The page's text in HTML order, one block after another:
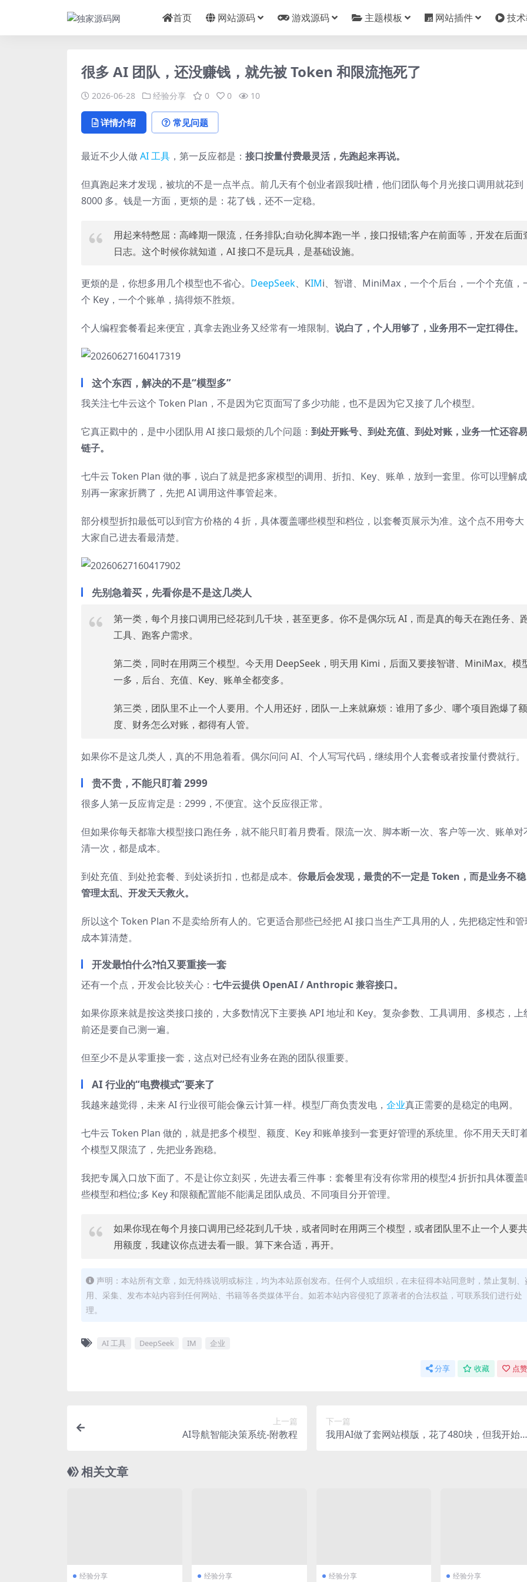
首页 网站源码 游戏源码 主题模板 网站插件 技
很多 AI 团队，还没赚钱，就先被 Token 和限流拖死了
2026-06-28 经验分享 0 0 10
详情介绍 常见问题
最近不少人做 AI 工具 ，第一反应都是： 接口按量付费最灵活，先跑起来再说。
但真跑起来才发现，被坑的不是一点半点。前几天有个创业者跟我吐槽，他们团队每个月光接口调用就花到
8000 多。钱是一方面，更烦的是：花了钱，还不一定稳。
用起来特憋屈：高峰期一限流，任务排队;自动化脚本跑一半，接口报错;客户在前面等，开发在后面
日志。这个时候你就知道，AI 接口不是玩具，是基础设施。
更烦的是，你想多用几个模型也不省心。 DeepSeek、KIMi、智谱、MiniMax，一个个后台，一个个充值，
个 Key，一个个账单，搞得烦不胜烦。
个人编程套餐看起来便宜，真拿去跑业务又经常有一堆限制。 说白了，个人用够了，业务用不一定扛得住。
这个东西，解决的不是“模型多”
我关注七牛云这个 Token Plan，不是因为它页面写了多少功能，也不是因为它又接了几个模型。
它真正戳中的，是中小团队用 AI 接口最烦的几个问题： 到处开账号、到处充值、到处对账，业务一忙还容
链子。
七牛云 Token Plan 做的事，说白了就是把多家模型的调用、折扣、Key、账单，放到一套里。你可以理解成
别再一家家折腾了，先把 AI 调用这件事管起来。
部分模型折扣最低可以到官方价格的 4 折，具体覆盖哪些模型和档位，以套餐页展示为准。这个点不用夸大
大家自己进去看最清楚。
先别急着买，先看你是不是这几类人
第一类，每个月接口调用已经花到几千块，甚至更多。你不是偶尔玩 AI，而是真的每天在跑任务、
工具、跑客户需求。
第二类，同时在用两三个模型。今天用 DeepSeek，明天用 Kimi，后面又要接智谱、MiniMax。模
一多，后台、充值、Key、账单全都变多。
第三类，团队里不止一个人要用。个人用还好，团队一上来就麻烦：谁用了多少、哪个项目跑爆了额
度、财务怎么对账，都得有人管。
如果你不是这几类人，真的不用急着看。偶尔问问 AI、个人写写代码，继续用个人套餐或者按量付费就行。
贵不贵，不能只盯着 2999
很多人第一反应肯定是：2999，不便宜。这个反应很正常。
但如果你每天都靠大模型接口跑任务，就不能只盯着月费看。限流一次、脚本断一次、客户等一次、账单对
清一次，都是成本。
到处充值、到处抢套餐、到处谈折扣，也都是成本。 你最后会发现，最贵的不一定是 Token，而是业务不稳
管理太乱、开发天天救火。
所以这个 Token Plan 不是卖给所有人的。它更适合那些已经把 AI 接口当生产工具用的人，先把稳定性和管
成本算清楚。
开发最怕什么?怕又要重接一套
还有一个点，开发会比较关心： 七牛云提供 OpenAI / Anthropic 兼容接口。
如果你原来就是按这类接口接的，大多数情况下主要换 API 地址和 Key。复杂参数、工具调用、多模态，上
前还是要自己测一遍。
但至少不是从零重接一套，这点对已经有业务在跑的团队很重要。
AI 行业的“电费模式”要来了
我越来越觉得，未来 AI 行业很可能会像云计算一样。模型厂商负责发电， 企业真正需要的是稳定的电网。
七牛云 Token Plan 做的，就是把多个模型、额度、Key 和账单接到一套更好管理的系统里。你不用天天盯
个模型又限流了，先把业务跑稳。
我把专属入口放下面了。不是让你立刻买，先进去看三件事：套餐里有没有你常用的模型;4 折折扣具体覆盖
些模型和档位;多 Key 和限额配置能不能满足团队成员、不同项目分开管理。
如果你现在每个月接口调用已经花到几千块，或者同时在用两三个模型，或者团队里不止一个人要共
用额度，我建议你点进去看一眼。算下来合适，再开。
声明：本站所有文章，如无特殊说明或标注，均为本站原创发布。任何个人或组织，在未征得本站同意时，禁止复制、
用、采集、发布本站内容到任何网站、书籍等各类媒体平台。如若本站内容侵犯了原著者的合法权益，可联系我们进行处
理。
AI 工具 DeepSeek IM 企业
分享 收藏 点
上一篇
AI导航智能决策系统-附教程
下一篇
我用AI做了套网站模版，花了480块，但我开始
相关文章
经验分享 经验分享 经验分享 经验分享